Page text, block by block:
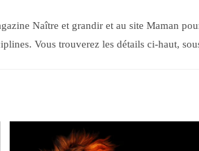
Naître et grandir et au site Maman
Vous trouverez les détails ci-haut,